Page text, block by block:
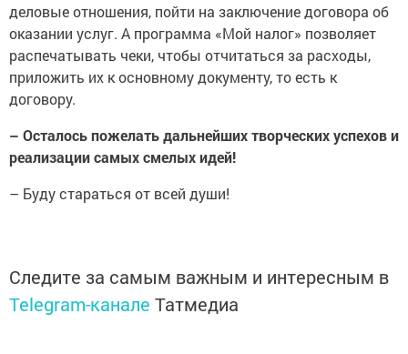
деловые отношения, пойти на заключение договора об
оказании услуг. А программа «Мой налог» позволяет
распечатывать чеки, чтобы отчитаться за расходы,
приложить их к основному документу, то есть к
договору.
– Осталось пожелать дальнейших творческих успехов и
реализации самых смелых идей!
– Буду стараться от всей души!
Следите за самым важным и интересным в
Telegram-канале Татмедиа